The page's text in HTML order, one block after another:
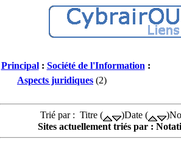
Principal: Société de l'Information :
Aspects juridiques (2)
Trié par : Titre ( )Date (
Sites actuellement triés par :